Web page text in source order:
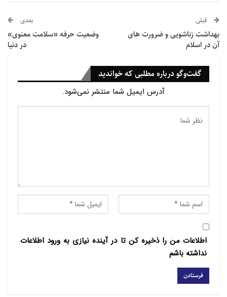
قبلی
بهداشت زناشویی و ضرورت­ های
آن در اسلام
بعدی
وضعیت حرفه «سلامت معنوی»
در دنیا
گفت‌وگو درباره مطلبی که خواندید
آدرس ایمیل شما منتشر نمی‌شود.
اطلاعات من را ذخیره کن تا در آینده نیازی به ورود اطلاعات
نداشته باشم